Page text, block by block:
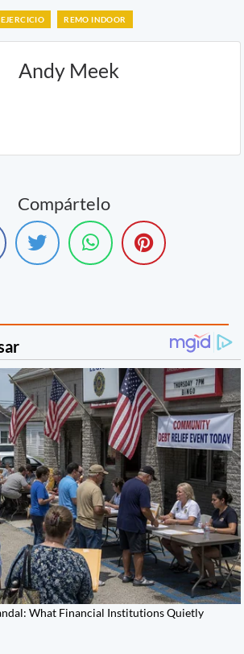
EJERCICIO REMO INDOOR
Andy Meek
Compártelo